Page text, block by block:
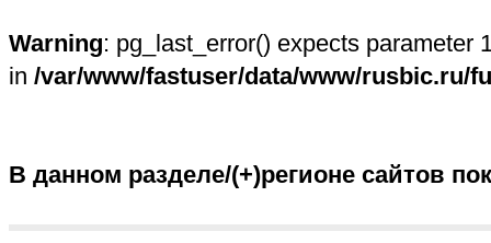
Warning: pg_last_error() expects parameter
in /var/www/fastuser/data/www/rusbic.ru/
В данном разделе/(+)регионе сайтов